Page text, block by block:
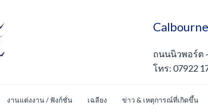
ถนนนิวพอร์ต
โทร: 07922
งานแต่งงาน / ฟังก์ชั่น เฉลียง ข่าว & เหตุการณ์ที่เกิดขึ้น